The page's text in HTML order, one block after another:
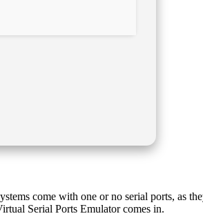
come with one or no serial ports, as
Serial Ports Emulator comes in.